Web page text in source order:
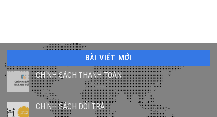
BÀI VIẾT MỚI
CHÍNH SÁCH THANH TOÁN
CHÍNH SÁCH ĐỔI TRẢ